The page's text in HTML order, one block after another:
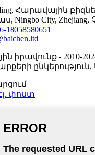
Հարավային
Ningbo City,
18058580651
իրավունք - 2010-
փոստ